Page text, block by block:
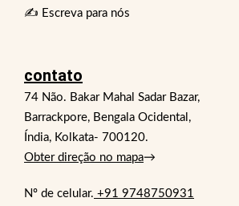
✍️ Escreva para nós
contato
74 Não. Bakar Mahal Sadar Bazar,
Barrackpore, Bengala Ocidental,
Índia, Kolkata- 700120.
Obter direção no mapa→
Nº de celular. +91 9748750931